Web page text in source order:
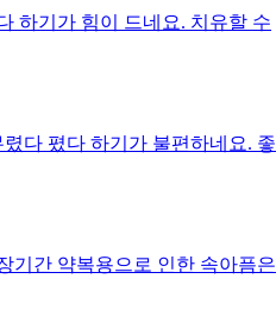
하기가 힘이 드네요. 치유할 수
다 폈다 하기가 불편하네요. 좋
기간 약복용으로 인한 속아픔은